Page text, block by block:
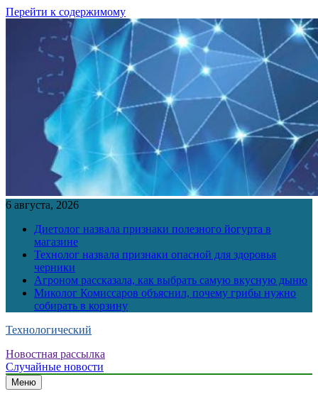
Перейти к содержимому
6 августа, 2026
Диетолог назвала признаки полезного йогурта в
магазине
Технолог назвала признаки опасной для здоровья
черники
Агроном рассказала, как выбрать самую вкусную дыню
Миколог Комиссаров объяснил, почему грибы нужно
собирать в корзину
Технологический
Новостная рассылка
Случайные новости
Меню